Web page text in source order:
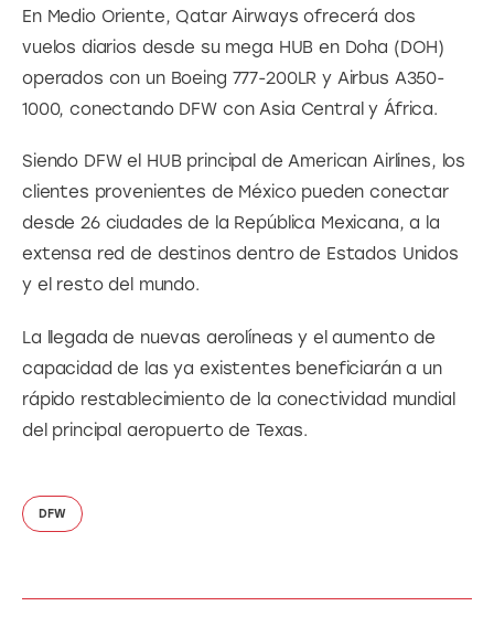
En Medio Oriente, Qatar Airways ofrecerá dos
vuelos diarios desde su mega HUB en Doha (DOH)
operados con un Boeing 777-200LR y Airbus A350-
1000, conectando DFW con Asia Central y África.
Siendo DFW el HUB principal de American Airlines, los
clientes provenientes de México pueden conectar
desde 26 ciudades de la República Mexicana, a la
extensa red de destinos dentro de Estados Unidos
y el resto del mundo.
La llegada de nuevas aerolíneas y el aumento de
capacidad de las ya existentes beneficiarán a un
rápido restablecimiento de la conectividad mundial
del principal aeropuerto de Texas.
DFW